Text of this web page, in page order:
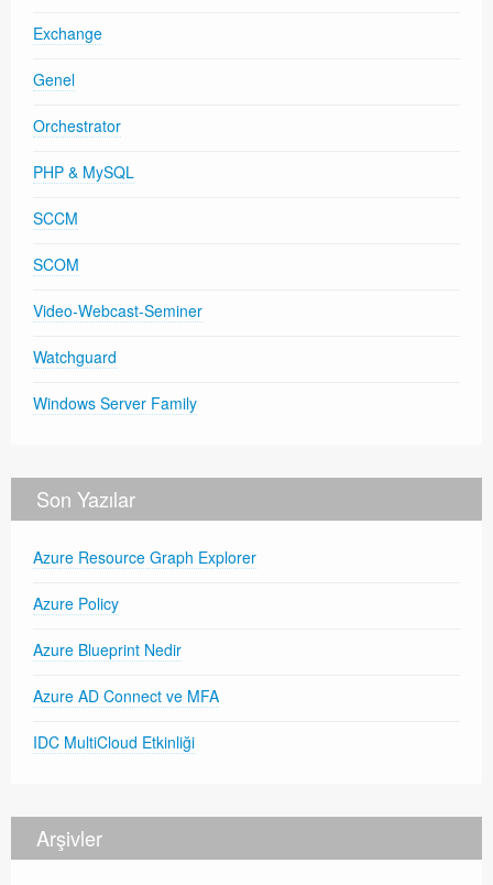
Exchange
Genel
Orchestrator
PHP & MySQL
SCCM
SCOM
Video-Webcast-Seminer
Watchguard
Windows Server Family
Son Yazılar
Azure Resource Graph Explorer
Azure Policy
Azure Blueprint Nedir
Azure AD Connect ve MFA
IDC MultiCloud Etkinliği
Arşivler